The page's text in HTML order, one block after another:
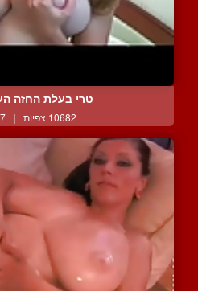
טרי בעלת החזה
10682 צפיות | 7 המלצות